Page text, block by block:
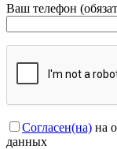
Ваш телефон
Согласен(на) на
данных